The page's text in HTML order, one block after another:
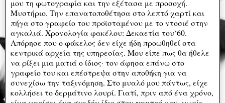
μου τη φωτογραφία και την εξέτασα με προσοχή.
Μυστήριο. Την επανατοποθέτησα στο λεπτό χαρτί και
πήγα στο γραφείο του προϊσταμένου με το ντοσιέ στην
αγκαλιά. Χρονολογία φακέλου: Δεκαετία του‘60.
Απόρησε που ο φάκελος δεν είχε ήδη προωθηθεί στα
κεντρικά αρχεία της υπηρεσίας. Μου είπε πως θα ήθελε
να ρίξει μια ματιά ο ίδιος· τον άφησα επάνω στο
γραφείο του και επέστρεψα στην αποθήκη για να
συνεχίσω την ταξινόμηση. Στο μυαλό μου πάντως, είχε
κολλήσει το δερμάτινο λουρί. Γιατί, πριν από ένα χρόνο,